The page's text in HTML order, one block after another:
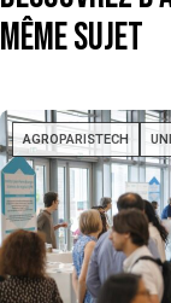
même sujet
AGROPARISTECH